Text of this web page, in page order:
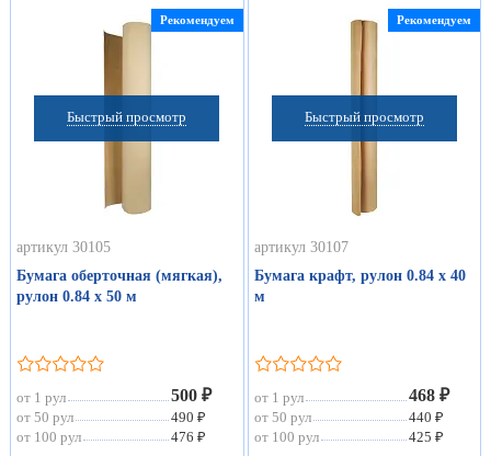
Быстрый просмотр
Рекомендуем
артикул 30105
Бумага оберточная (мягкая),
рулон 0.84 х 50 м
от 1 рул 500 ₽
от 50 рул
490 ₽
от 100 рул
476 ₽
Быстрый просмотр
Рекомендуем
артикул 30107
Бумага крафт, рулон 0.84 х 40
м
от 1 рул 468 ₽
от 50 рул
440 ₽
от 100 рул
425 ₽